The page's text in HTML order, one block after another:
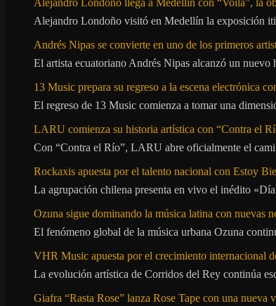
Alejandro Londoño llega a Medellín con “Voilà”, la
Alejandro Londoño visitó en Medellín la exposición
Andrés Nipas se convierte en uno de los primeros
El artista ecuatoriano Andrés Nipas alcanzó un nuevo
13 Music prepara su regreso a la escena electrónica
El regreso de 13 Music comienza a tomar una
LARU comienza su historia artística con “Contra el
Con “Contra el Río”, LARU abre oficialmente el
Rockaxis apuesta por el talento nacional con Estoy
La agrupación chilena presenta en vivo el inédito
Ozuna sigue dominando la música latina con nuevas
El fenómeno global de la música urbana Ozuna
VHR Music apuesta por el crecimiento internacional
La evolución artística de Corridos del Rey continúa
Giafra “Rasta Rose” lanza Rose Tape con una nueva